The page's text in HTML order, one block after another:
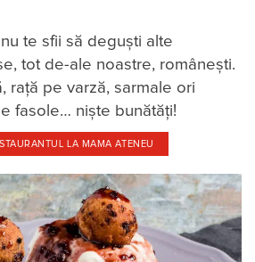
te sfii să deguști alte
tot de-ale noastre, românești.
rață pe varză, sarmale ori
fasole… niște bunătăți!
LA MAMA ATENEU